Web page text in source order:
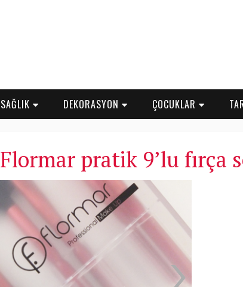
SAĞLIK DEKORASYON ÇOCUKLAR
Flormar pratik 9’lu fırça